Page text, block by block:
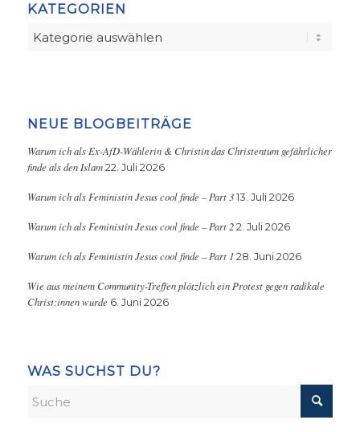
KATEGORIEN
Kategorien
NEUE BLOGBEITRÄGE
Warum ich als Ex-AfD-Wählerin & Christin das Christentum gefährlicher
finde als den Islam 22. Juli 2026
Warum ich als Feministin Jesus cool finde – Part 3 13. Juli 2026
Warum ich als Feministin Jesus cool finde – Part 2 2. Juli 2026
Warum ich als Feministin Jesus cool finde – Part 1 28. Juni 2026
Wie aus meinem Community-Treffen plötzlich ein Protest gegen radikale
Christ:innen wurde 6. Juni 2026
WAS SUCHST DU?